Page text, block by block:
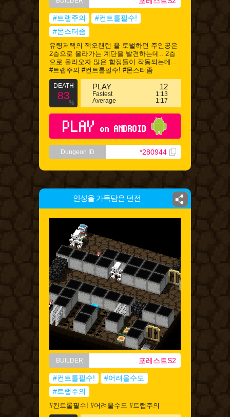
#트랩주의
#컨트롤필수!
#몬스터좀
유령저택의 잭오랜턴 을 토벌하던 주인공은
2층으로 올라가는 계단을 발견하는데.. 2층
으로 올라오자 많은 함정들이 작동되는데...
#트랩주의 #컨트롤필수! #몬스터좀
DEATH
83
%
PLAY 12
Fastest
1:13
Average
1:17
PLAY on ANDROID
Dungeon ID *280944
인성을 가득담은 던전
BUILDER 포레스트S2
#컨트롤필수!
#어려울수도
#트랩주의
#컨트롤필수! #어려울수도 #트랩주의